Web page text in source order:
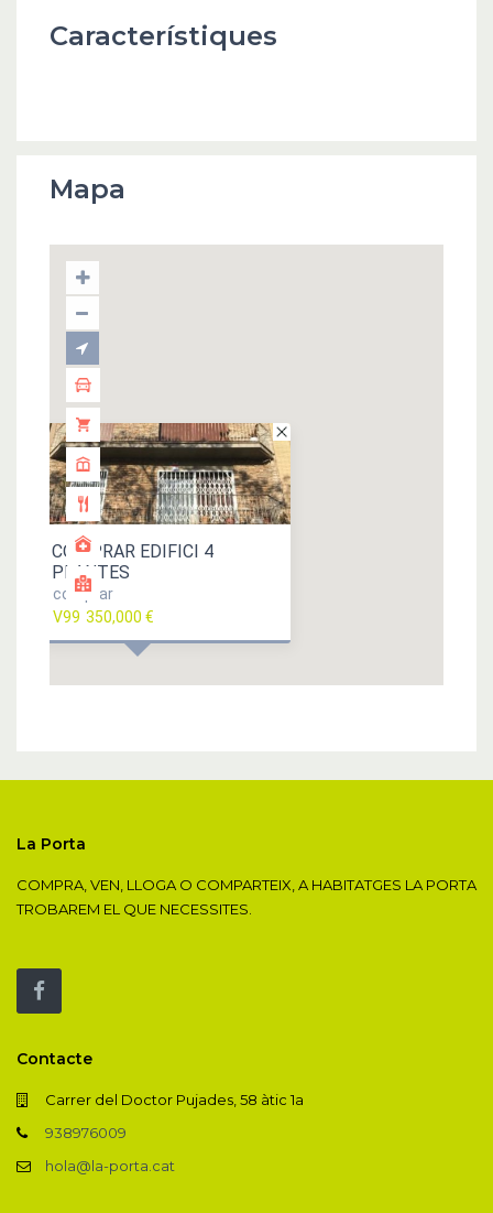
Característiques
Mapa
COMPRAR EDIFICI 4
PLANTES
comprar
V99 350,000 €
La Porta
COMPRA, VEN, LLOGA O COMPARTEIX, A HABITATGES LA PORTA
TROBAREM EL QUE NECESSITES.
Contacte
Carrer del Doctor Pujades, 58 àtic 1a
938976009
hola@la-porta.cat